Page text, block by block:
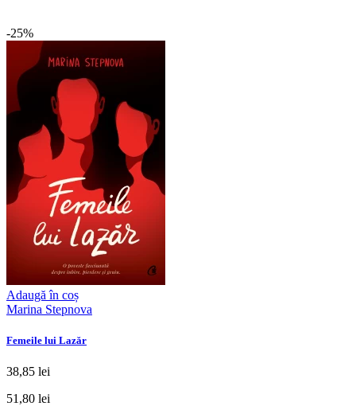
-25%
Adaugă în coș
Marina Stepnova
Femeile lui Lazăr
38,85 lei
51,80 lei